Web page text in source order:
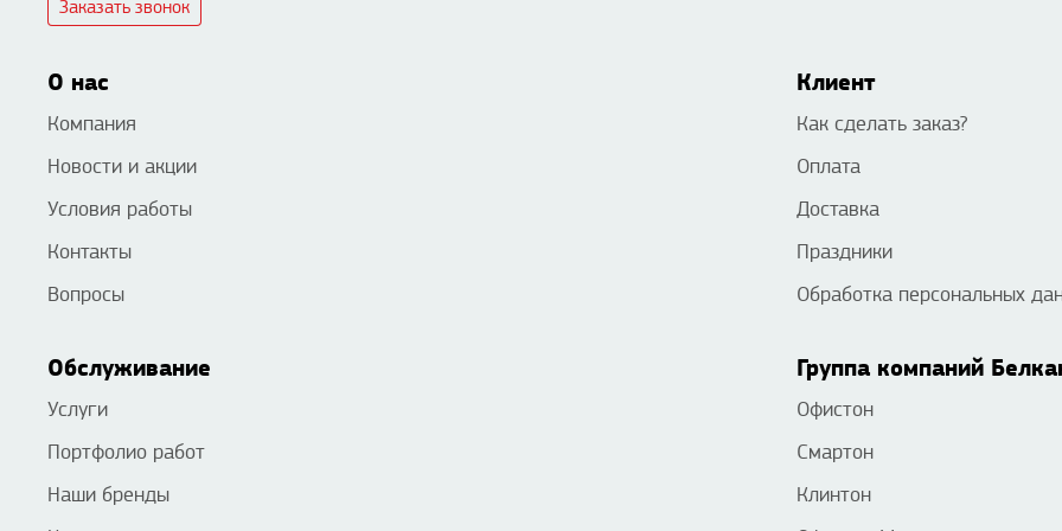
Заказать звонок
О нас
Компания
Новости и акции
Условия работы
Контакты
Вопросы
Клиент
Как сделать заказ?
Оплата
Доставка
Праздники
Обработка персональных
Обслуживание
Услуги
Портфолио работ
Наши бренды
Группа компаний
Офистон
Смартон
Клинтон